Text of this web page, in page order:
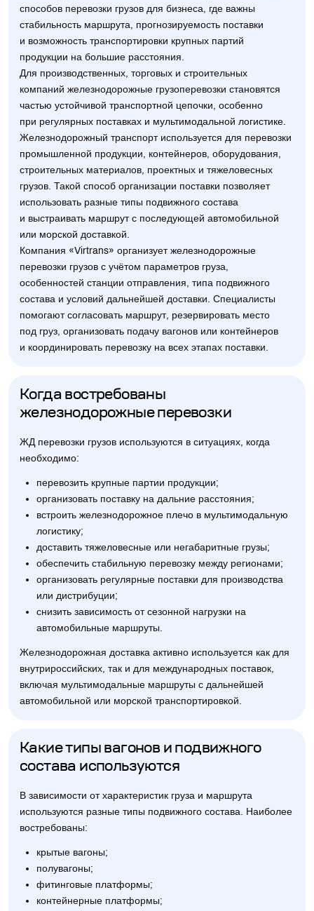
способов перевозки грузов для бизнеса, где важны
стабильность маршрута, прогнозируемость поставки
и возможность транспортировки крупных партий
продукции на большие расстояния.
Для производственных, торговых и строительных
компаний железнодорожные грузоперевозки становятся
частью устойчивой транспортной цепочки, особенно
при регулярных поставках и мультимодальной логистике.
Железнодорожный транспорт используется для перевозки
промышленной продукции, контейнеров, оборудования,
строительных материалов, проектных и тяжеловесных
грузов. Такой способ организации поставки позволяет
использовать разные типы подвижного состава
и выстраивать маршрут с последующей автомобильной
или морской доставкой.
Компания «Virtrans» организует железнодорожные
перевозки грузов с учётом параметров груза,
особенностей станции отправления, типа подвижного
состава и условий дальнейшей доставки. Специалисты
помогают согласовать маршрут, резервировать место
под груз, организовать подачу вагонов или контейнеров
и координировать перевозку на всех этапах поставки.
Когда востребованы
железнодорожные перевозки
ЖД перевозки грузов используются в ситуациях, когда
необходимо:
перевозить крупные партии продукции;
организовать поставку на дальние расстояния;
встроить железнодорожное плечо в мультимодальную
логистику;
доставить тяжеловесные или негабаритные грузы;
обеспечить стабильную перевозку между регионами;
организовать регулярные поставки для производства
или дистрибуции;
снизить зависимость от сезонной нагрузки на
автомобильные маршруты.
Железнодорожная доставка активно используется как для
внутрироссийских, так и для международных поставок,
включая мультимодальные маршруты с дальнейшей
автомобильной или морской транспортировкой.
Какие типы вагонов и подвижного
состава используются
В зависимости от характеристик груза и маршрута
используются разные типы подвижного состава. Наиболее
востребованы:
крытые вагоны;
полувагоны;
фитинговые платформы;
контейнерные платформы;